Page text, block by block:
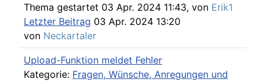
Thema gestartet 03 Apr. 2024 11:43, von Erik1
Letzter Beitrag 03 Apr. 2024 13:20
von Neckartaler
Upload-Funktion meldet Fehler
Kategorie: Fragen, Wünsche, Anregungen und